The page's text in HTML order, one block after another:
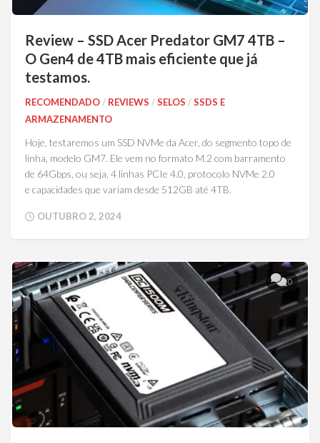
Review – SSD Acer Predator GM7 4TB –
O Gen4 de 4TB mais eficiente que já
testamos.
RECOMENDADO / REVIEWS /SELOS /SSDS E
ARMAZENAMENTO
Hoje, testaremos um SSD NVMe da Acer, do segmento topo de
linha, modelo GM7. Ele vem no formato M.2 com barramento
de 64Gbps, ou seja, 4 linhas PCIe 4.0, protocolo NVMe 2.0
e capacidades que variam desde 512GB até 4TB.
OUTUBRO 2, 2024
0